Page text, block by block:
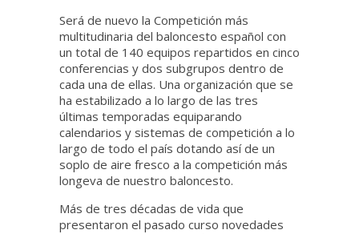
Será de nuevo la Competición más
multitudinaria del baloncesto español con
un total de 140 equipos repartidos en cinco
conferencias y dos subgrupos dentro de
cada una de ellas. Una organización que se
ha estabilizado a lo largo de las tres
últimas temporadas equiparando
calendarios y sistemas de competición a lo
largo de todo el país dotando así de un
soplo de aire fresco a la competición más
longeva de nuestro baloncesto.
Más de tres décadas de vida que
presentaron el pasado curso novedades